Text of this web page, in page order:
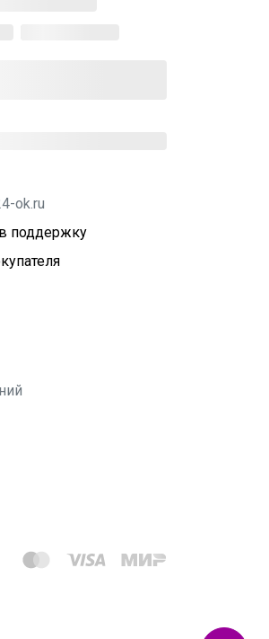
ok.ru
поддержку